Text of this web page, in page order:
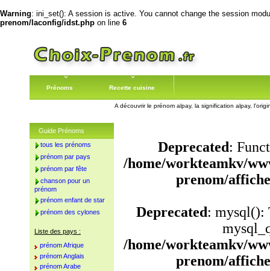
Warning: ini_set(): A session is active. You cannot change the session
prenom/laconfig/idst.php on line 6
Prénoms Recette cuisine
A découvrir le prénom alpay, la signification alpay,
Deprecated:
/home/workteamkv/
prenom/
Deprecated: mysql():
/home/workteamkv/
prenom/
Guide Prénoms
tous les prénoms
prénom par pays
prénom par fête
chanson pour un
prénom
prénom enfant de star
prénom des cylones
Liste des pays :
prénom Afrique
prénom Anglais
prénom Arabe